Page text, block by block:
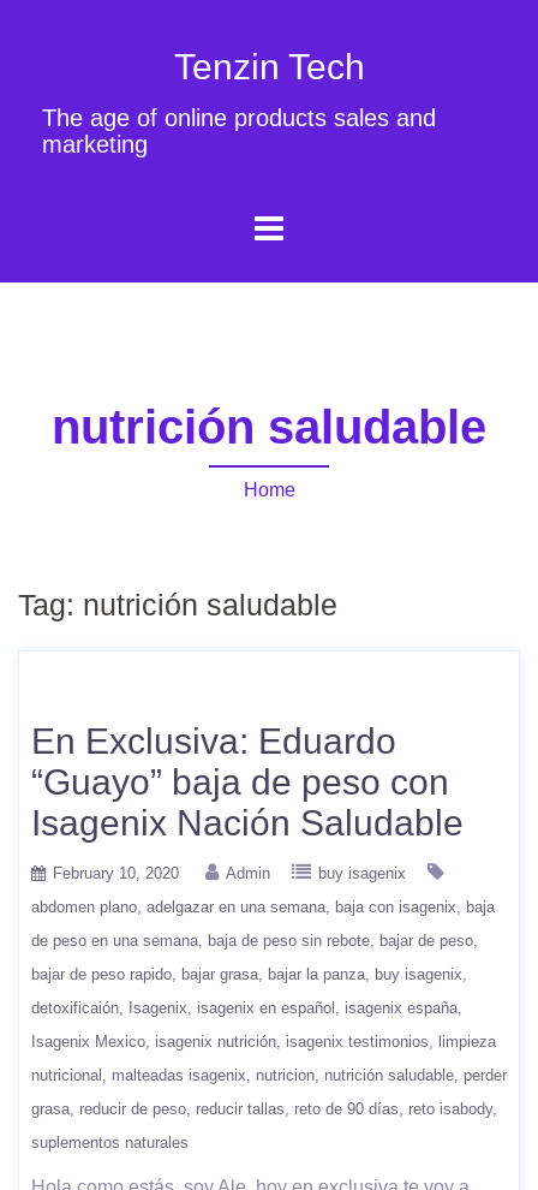
Tenzin Tech
The age of online products sales and
marketing
nutrición saludable
Home
Tag: nutrición saludable
En Exclusiva: Eduardo
“Guayo” baja de peso con
Isagenix Nación Saludable
February 10, 2020 Admin
buy isagenix
abdomen plano adelgazar en una semana baja con isagenix
baja
de peso en una semana
baja de peso sin rebote
bajar de peso
bajar de peso rapido
bajar grasa bajar la panza
buy isagenix
detoxificaión
Isagenix isagenix en español
isagenix españa
Isagenix Mexico isagenix nutrición isagenix testimonios
limpieza
nutricional
malteadas isagenix nutricion nutrición saludable perder
grasa reducir de peso reducir tallas reto de 90 días
reto isabody
suplementos naturales